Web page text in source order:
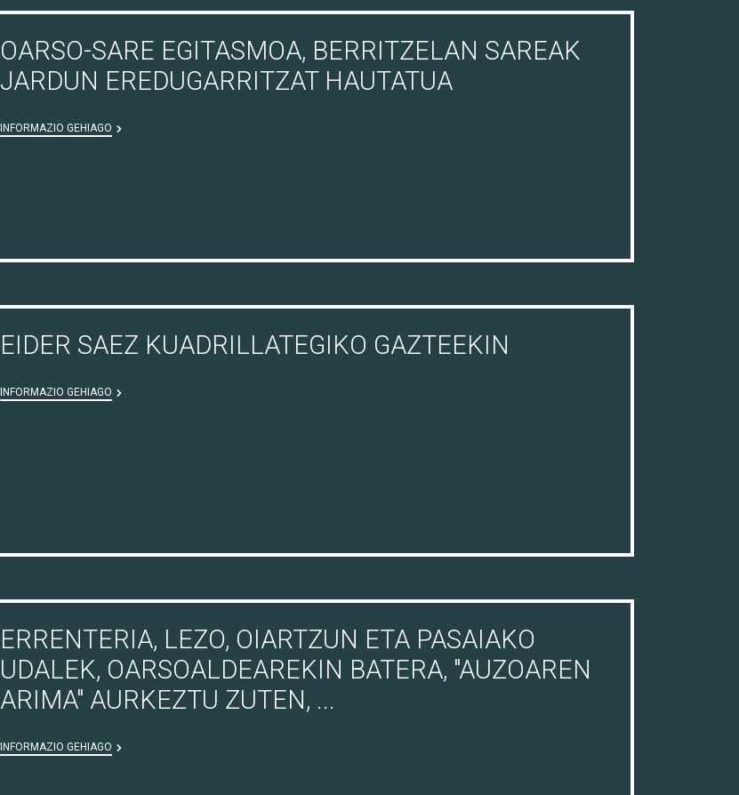
OARSO-SARE EGITASMOA, BERRITZELAN SAREAK
JARDUN EREDUGARRITZAT HAUTATUA
INFORMAZIO GEHIAGO
EIDER SAEZ KUADRILLATEGIKO GAZTEEKIN
INFORMAZIO GEHIAGO
ERRENTERIA, LEZO, OIARTZUN ETA PASAIAKO
UDALEK, OARSOALDEAREKIN BATERA, "AUZOAREN
ARIMA" AURKEZTU ZUTEN, ...
INFORMAZIO GEHIAGO